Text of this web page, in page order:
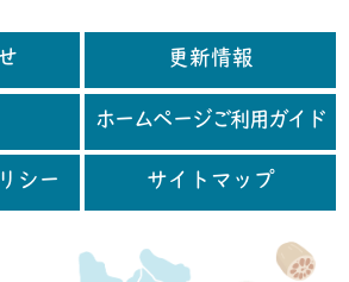
更新情報
ホームページご利用ガイド
シー サイトマップ